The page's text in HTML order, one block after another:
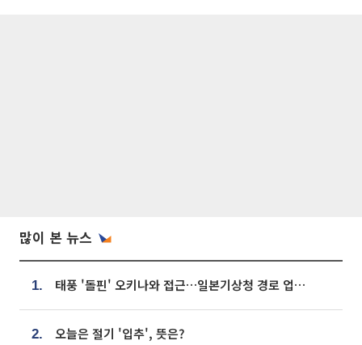
많이 본 뉴스
1. 태풍 '돌핀' 오키나와 접근…일본기상청 경로 업데이트
2. 오늘은 절기 '입추', 뜻은?